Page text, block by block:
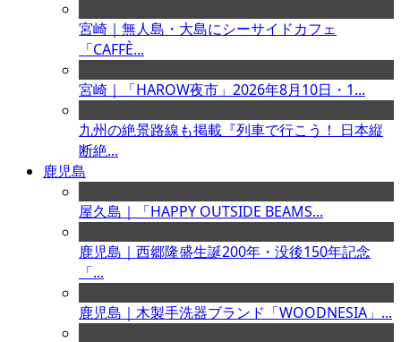
宮崎｜無人島・大島にシーサイドカフェ
「CAFFÈ...
宮崎｜「HAROW夜市」2026年8月10日・1...
九州の絶景路線も掲載『列車で行こう！ 日本縦
断絶...
鹿児島
屋久島｜「HAPPY OUTSIDE BEAMS...
鹿児島｜西郷隆盛生誕200年・没後150年記念
「...
鹿児島｜木製手洗器ブランド「WOODNESIA」...